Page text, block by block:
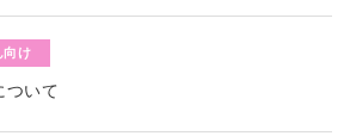
向け
ついて